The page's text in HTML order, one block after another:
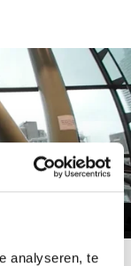
analyseren, te